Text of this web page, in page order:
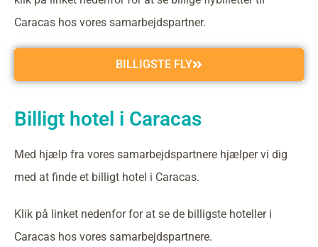
Caracas hos vores samarbejdspartner.
BILLIGSTE FLY
Billigt hotel i Caracas
Med hjælp fra vores samarbejdspartnere hjælper vi dig
med at finde et billigt hotel i Caracas.
Klik på linket nedenfor for at se de billigste hoteller i
Caracas hos vores samarbejdspartnere.